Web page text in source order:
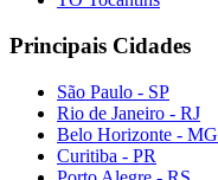
Principais Cidades
São Paulo - SP
Rio de Janeiro - RJ
Belo Horizonte - MG
Curitiba - PR